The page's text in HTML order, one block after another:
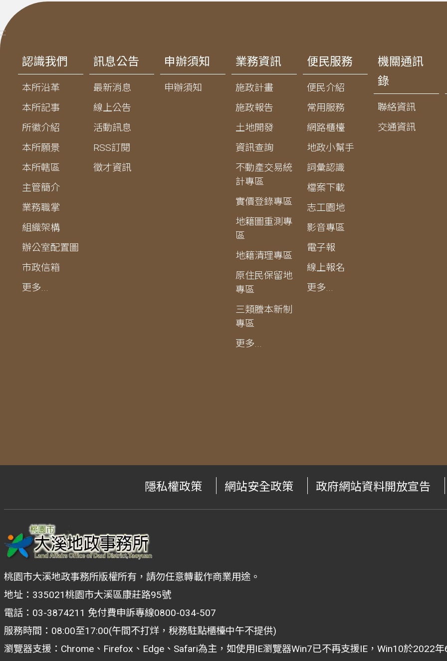
:::
認識我們
本所沿革
本所記事
所徽介紹
本所願景
本所轄區
主管簡介
業務職掌
組織架構
辦公室配置圖
市政信箱
更多...
訊息公告
最新消息
線上公告
活動訊息
RSS訂閱
徵才資訊
申辦須知
申辦須知
業務資訊
施政計畫
施政報告
土地開發
資訊查詢
不動產交易統
計專區
實價登錄專區
地籍圖重測專
區
地籍清理專區
原住民保留地
專區
三類謄本新制
專區
更多...
便民服務
便民介紹
常用服務
網路櫃檯
地政小幫手
詞彙認識
檔案下載
志工園地
影音專區
電子報
線上報名
更多...
機關通訊
錄
聯絡資訊
交通資訊
隱私權政策 網站安全政策 政府網站資料開放宣告
桃園市大溪地政事務所版權所有，請勿任意轉載作商業用途。
地址：335021桃園市大溪區康莊路95號
電話：03-3874211 免付費申訴專線0800-034-507
服務時間：08:00至17:00(午間不打烊，稅務駐點櫃檯中午不提供)
瀏覽器支援：Chrome、Firefox、Edge、Safari為主，如使用IE瀏覽器Win7已不再支援IE，Win10於2022